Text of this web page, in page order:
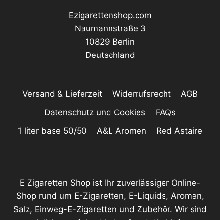
Ezigarettenshop.com
Naumannstraße 3
10829 Berlin
Deutschland
Versand & Lieferzeit Widerrufsrecht
AGB
Datenschutz und Cookies
FAQs
1 liter base 50/50
A&L Aromen Red Astaire
E Zigaretten Shop ist Ihr zuverlässiger Online-
Shop rund um E-Zigaretten, E-Liquids, Aromen,
Salz, Einweg-E-Zigaretten und Zubehör. Wir sind